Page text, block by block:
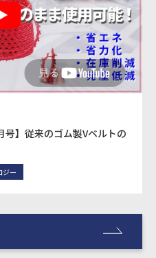
号】従来のゴム製Vベルトの
ジー